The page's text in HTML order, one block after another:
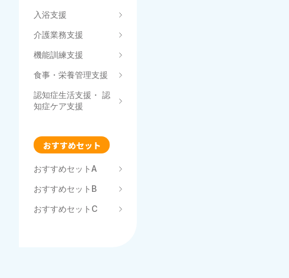
入浴支援
介護業務支援
機能訓練支援
食事・栄養管理支援
認知症生活支援・ 認
知症ケア支援
おすすめセット
おすすめセットA
おすすめセットB
おすすめセットC